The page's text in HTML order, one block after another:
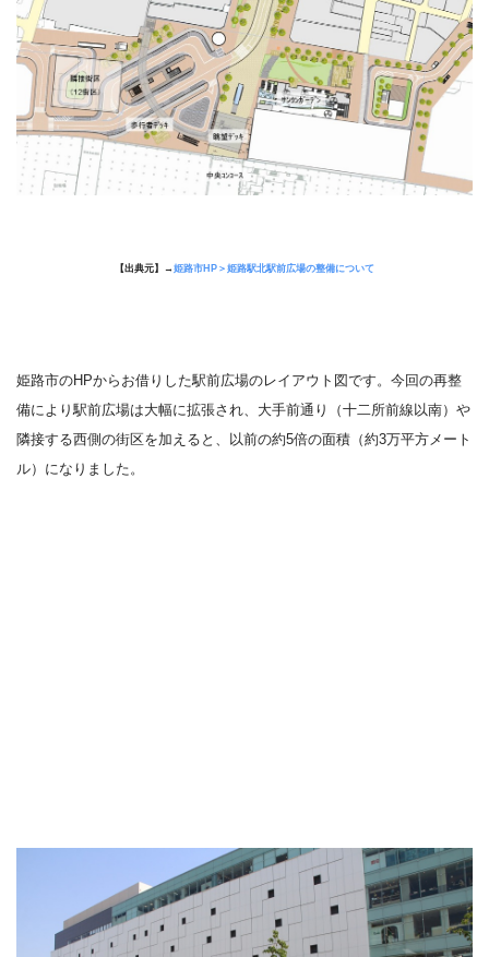
【出典元】→ 姫路市HP＞姫路駅北駅前広場の整備について
姫路市のHPからお借りした駅前広場のレイアウト図です。今回の再整
備により駅前広場は大幅に拡張され、大手前通り（十二所前線以南）や
隣接する西側の街区を加えると、以前の約5倍の面積（約3万平方メート
ル）になりました。